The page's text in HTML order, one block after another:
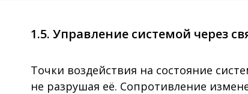
1.5. Управление системой через
Точки воздействия на состояние
не разрушая её. Сопротивление